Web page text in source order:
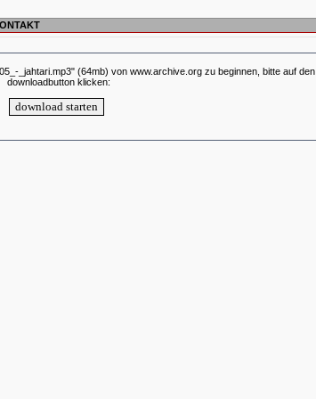
_jahtari.mp3" (64mb) von www.archive.org zu beginnen, bitte auf den
downloadbutton klicken: